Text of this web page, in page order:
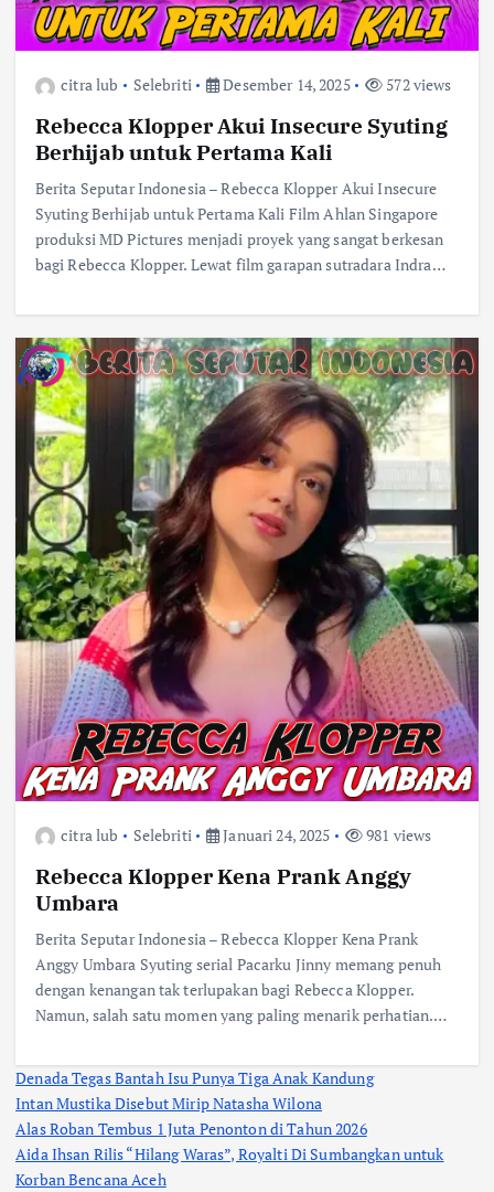
citra lub Selebriti Desember 14, 2025 572 views
Rebecca Klopper Akui Insecure Syuting
Berhijab untuk Pertama Kali
Berita Seputar Indonesia – Rebecca Klopper Akui Insecure
Syuting Berhijab untuk Pertama Kali Film Ahlan Singapore
produksi MD Pictures menjadi proyek yang sangat berkesan
bagi Rebecca Klopper. Lewat film garapan sutradara Indra…
citra lub Selebriti Januari 24, 2025 981 views
Rebecca Klopper Kena Prank Anggy
Umbara
Berita Seputar Indonesia – Rebecca Klopper Kena Prank
Anggy Umbara Syuting serial Pacarku Jinny memang penuh
dengan kenangan tak terlupakan bagi Rebecca Klopper.
Namun, salah satu momen yang paling menarik perhatian.…
Denada Tegas Bantah Isu Punya Tiga Anak Kandung
Intan Mustika Disebut Mirip Natasha Wilona
Alas Roban Tembus 1 Juta Penonton di Tahun 2026
Aida Ihsan Rilis “Hilang Waras”, Royalti Di Sumbangkan untuk
Korban Bencana Aceh